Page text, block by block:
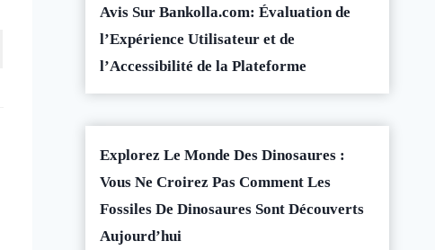
Avis Sur Bankolla.com: Évaluation de
l’Expérience Utilisateur et de
l’Accessibilité de la Plateforme
Explorez Le Monde Des Dinosaures :
Vous Ne Croirez Pas Comment Les
Fossiles De Dinosaures Sont Découverts
Aujourd’hui